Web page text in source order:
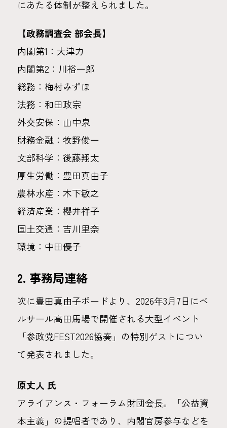
にあたる体制が整えられました。
【政務調査会 部会長】
内閣第1：大津力
内閣第2：川裕一郎
総務：梅村みずほ
法務：和田政宗
外交安保：山中泉
財務金融：牧野俊一
文部科学：後藤翔太
厚生労働：豊田真由子
農林水産：木下敏之
経済産業：櫻井祥子
国土交通：吉川里奈
環境：中田優子
2. 事務局連絡
次に豊田真由子ボードより、2026年3月7日にベ
ルサール高田馬場で開催される大型イベント
「参政党FEST2026協奏」の特別ゲストについ
て発表されました。
原丈人 氏
アライアンス・フォーラム財団会長。「公益資
本主義」の提唱者であり、内閣官房参与などを